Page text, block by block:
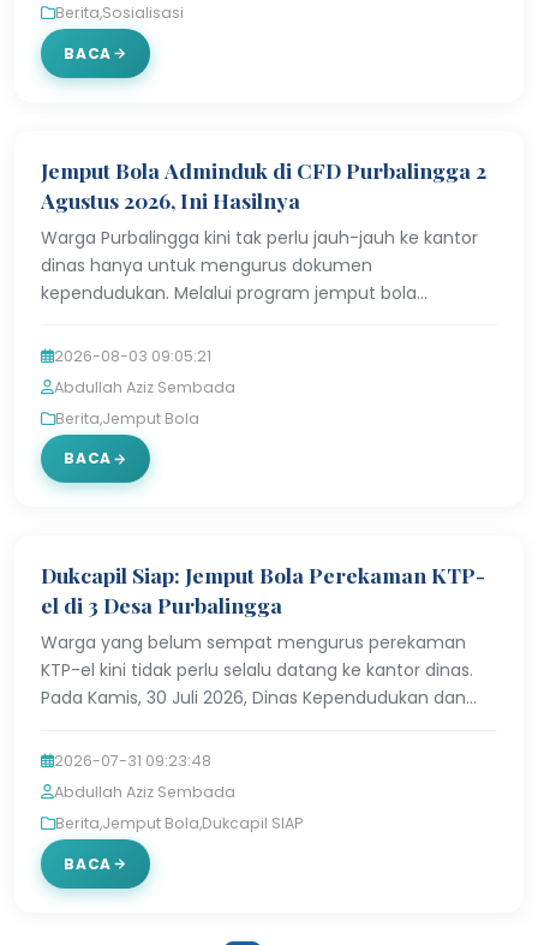
Berita,Sosialisasi
BACA
Jemput Bola Adminduk di CFD Purbalingga 2
Agustus 2026, Ini Hasilnya
Warga Purbalingga kini tak perlu jauh-jauh ke kantor
dinas hanya untuk mengurus dokumen
kependudukan. Melalui program jemput bola
Pencatatan Sipil (Dinpend…
2026-08-03 09:05:21
Abdullah Aziz Sembada
Berita,Jemput Bola
BACA
Dukcapil Siap: Jemput Bola Perekaman KTP-
el di 3 Desa Purbalingga
Warga yang belum sempat mengurus perekaman
KTP-el kini tidak perlu selalu datang ke kantor dinas.
Pada Kamis, 30 Juli 2026, Dinas Kependudukan dan
Purbaling…
2026-07-31 09:23:48
Abdullah Aziz Sembada
Berita,Jemput Bola,Dukcapil SIAP
BACA